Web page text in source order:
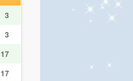
3
3
17
17